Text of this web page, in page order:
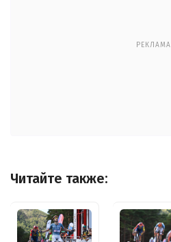
РЕКЛАМА
Читайте также: